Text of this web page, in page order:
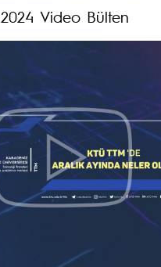
2024 Video Bülten